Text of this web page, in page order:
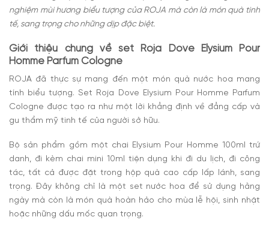
nghiệm mùi hương biểu tượng của ROJA mà còn là món quà tinh
tế, sang trọng cho những dịp đặc biệt.
Giới thiệu chung về set Roja Dove Elysium Pour
Homme Parfum Cologne
ROJA đã thực sự mang đến một món quà nước hoa mang
tính biểu tượng. Set Roja Dove Elysium Pour Homme Parfum
Cologne được tạo ra như một lời khẳng định về đẳng cấp và
gu thẩm mỹ tinh tế của người sở hữu.
Bộ sản phẩm gồm một chai Elysium Pour Homme 100ml trứ
danh, đi kèm chai mini 10ml tiện dụng khi đi du lịch, đi công
tác, tất cả được đặt trong hộp quà cao cấp lấp lánh, sang
trọng. Đây không chỉ là một set nước hoa để sử dụng hằng
ngày mà còn là món quà hoàn hảo cho mùa lễ hội, sinh nhật
hoặc những dấu mốc quan trọng.